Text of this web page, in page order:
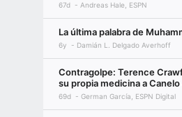
67d Andreas Hale, ESPN
La última palabra de
6y Damián L. Delgado Averhoff
Contragolpe: Terence
su propia medicina a Canelo
69d German García, ESPN Digital